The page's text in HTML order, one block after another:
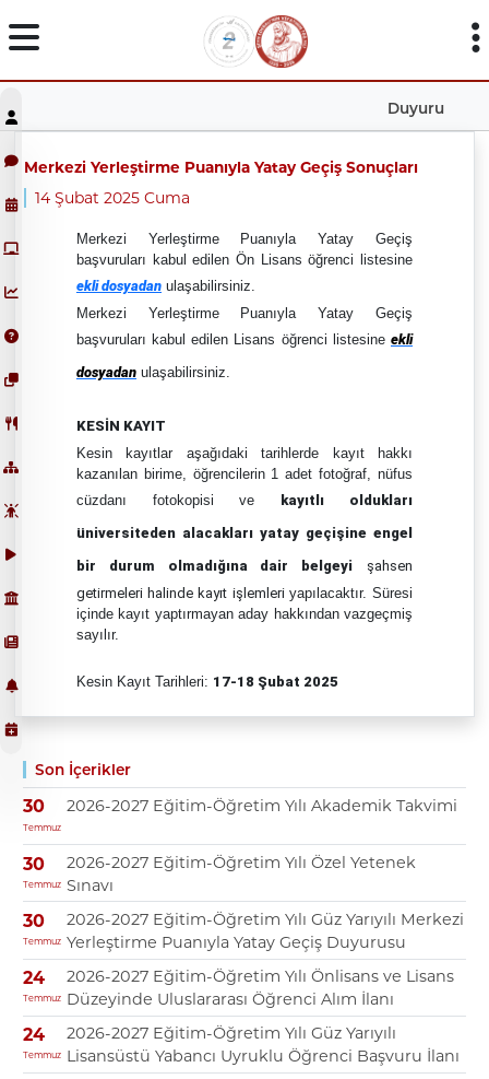
Duyuru
Son İçerikler
30
Temmuz
2026-2027 Eğitim-Öğretim Yılı Akademik Takvimi
30
Temmuz
2026-2027 Eğitim-Öğretim Yılı Özel Yetenek
Sınavı
30
Temmuz
2026-2027 Eğitim-Öğretim Yılı Güz Yarıyılı Merkezi
Yerleştirme Puanıyla Yatay Geçiş Duyurusu
24
Temmuz
2026-2027 Eğitim-Öğretim Yılı Önlisans ve Lisans
Düzeyinde Uluslararası Öğrenci Alım İlanı
24
Temmuz
2026-2027 Eğitim-Öğretim Yılı Güz Yarıyılı
Lisansüstü Yabancı Uyruklu Öğrenci Başvuru İlanı
Merkezi Yerleştirme Puanıyla Yatay Geçiş Sonuçları
14 Şubat 2025 Cuma
Merkezi Yerleştirme Puanıyla Yatay Geçiş
başvuruları kabul edilen Ön Lisans öğrenci listesine
ekli dosyadanulaşabilirsiniz.
Merkezi Yerleştirme Puanıyla Yatay Geçiş
başvuruları kabul edilen Lisans öğrenci listesineekli
dosyadanulaşabilirsiniz.
KESİN KAYIT
Kesin kayıtlar aşağıdaki tarihlerde kayıt hakkı
kazanılan birime, öğrencilerin 1 adet fotoğraf, nüfus
cüzdanı fotokopisi ve
kayıtlı oldukları
üniversiteden alacakları yatay geçişine engel
bir durum olmadığına dair belgeyi
şahsen
getirmeleri halinde kayıt işlemleri yapılacaktır. Süresi
içinde kayıt yaptırmayan aday hakkından vazgeçmiş
sayılır.
Kesin Kayıt Tarihleri: 17-18 Şubat 2025